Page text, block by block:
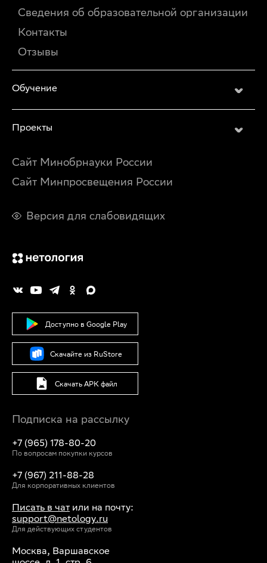
Доступно в Google Play
Скачайте из RuStore
Скачать APK файл
Подписка на рассылку
+7 (965) 178-80-20
По вопросам покупки курсов
+7 (967) 211-88-28
Для корпоративных клиентов
Писать в чат или на почту:
support@netology.ru
Для действующих студентов
Москва, Варшавское
Сведения об образовательной организации
Контакты
Отзывы
Обучение
Проекты
Сайт Минобрнауки России
Сайт Минпросвещения России
Версия для слабовидящих